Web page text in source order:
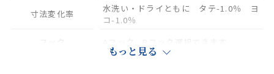
寸法変化率
水洗い・ドライともに タテ-1.0％ ヨ
コ-1.0％
もっと見る